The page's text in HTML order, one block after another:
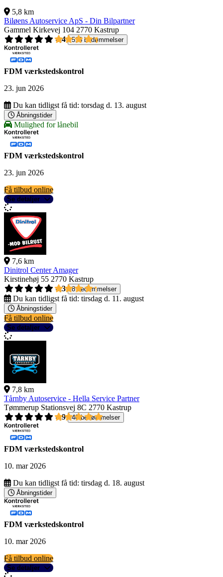
5,8 km
Biløens Autoservice ApS - Din Bilpartner
Gammel Kirkevej 104 2770 Kastrup
4,4
518 bedømmelser
FDM værkstedskontrol
23. jun 2026
Du kan tidligst få tid: torsdag d. 13. august
Åbningstider
Mulighed for lånebil
FDM værkstedskontrol
23. jun 2026
Få tilbud online
Se detaljer
7,6 km
Dinitrol Center Amager
Kirstinehøj 55 2770 Kastrup
4,3
8 bedømmelser
Du kan tidligst få tid: tirsdag d. 11. august
Åbningstider
Få tilbud online
Se detaljer
7,8 km
Tårnby Autoservice - Hella Service Partner
Tømmerup Stationsvej 8C 2770 Kastrup
4,9
40 bedømmelser
FDM værkstedskontrol
10. mar 2026
Du kan tidligst få tid: tirsdag d. 18. august
Åbningstider
FDM værkstedskontrol
10. mar 2026
Få tilbud online
Se detaljer